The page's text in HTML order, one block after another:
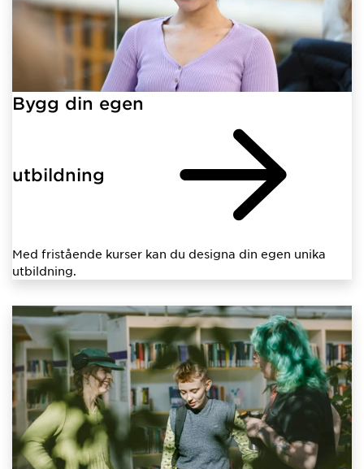
Bygg din egen
utbildning
Med fristående kurser kan du designa din egen unika
utbildning.